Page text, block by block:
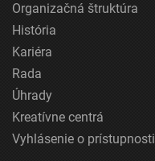
Organizačná štruktúra
História
Kariéra
Rada
Úhrady
Kreatívne centrá
Vyhlásenie o prístupnosti